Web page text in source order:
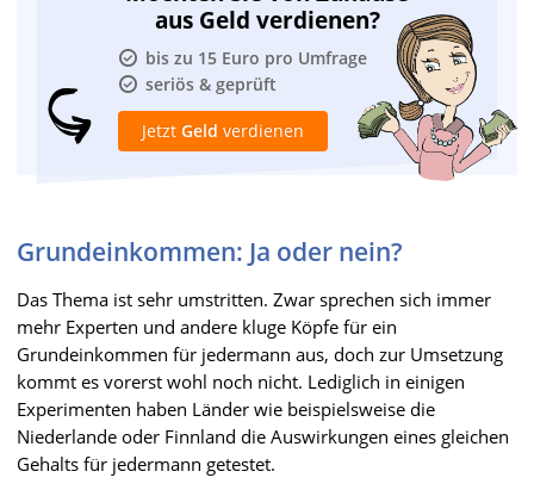
aus Geld verdienen?
bis zu 15 Euro pro Umfrage
seriös & geprüft
Jetzt Geld verdienen
Grundeinkommen: Ja oder nein?
Das Thema ist sehr umstritten. Zwar sprechen sich immer
mehr Experten und andere kluge Köpfe für ein
Grundeinkommen für jedermann aus, doch zur Umsetzung
kommt es vorerst wohl noch nicht. Lediglich in einigen
Experimenten haben Länder wie beispielsweise die
Niederlande oder Finnland die Auswirkungen eines gleichen
Gehalts für jedermann getestet.